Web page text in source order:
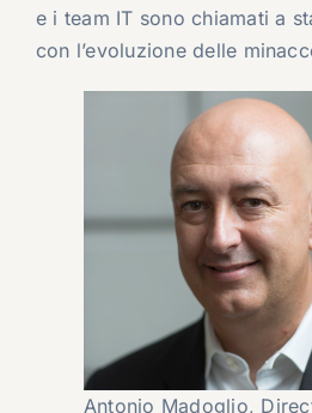
e i team IT sono chiamati a
con l’evoluzione delle
Antonio Madoglio,